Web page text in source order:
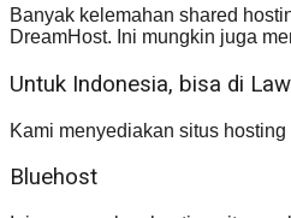
Banyak kelemahan shared
DreamHost. Ini mungkin juga
Untuk Indonesia, bisa di
Kami menyediakan situs
Bluehost